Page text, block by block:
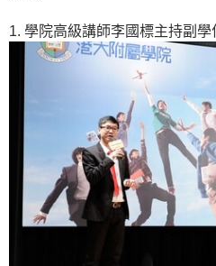
1. 學院高級講師李國標主持副